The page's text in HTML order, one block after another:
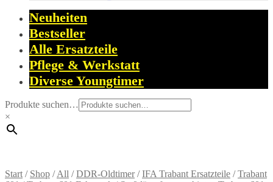
Neuheiten
Bestseller
Alle Ersatzteile
Pflege & Werkstatt
Diverse Youngtimer
Produkte suchen…
×
Start / Shop /All /DDR-Oldtimer/IFA Trabant Ersatzteile /Trabant